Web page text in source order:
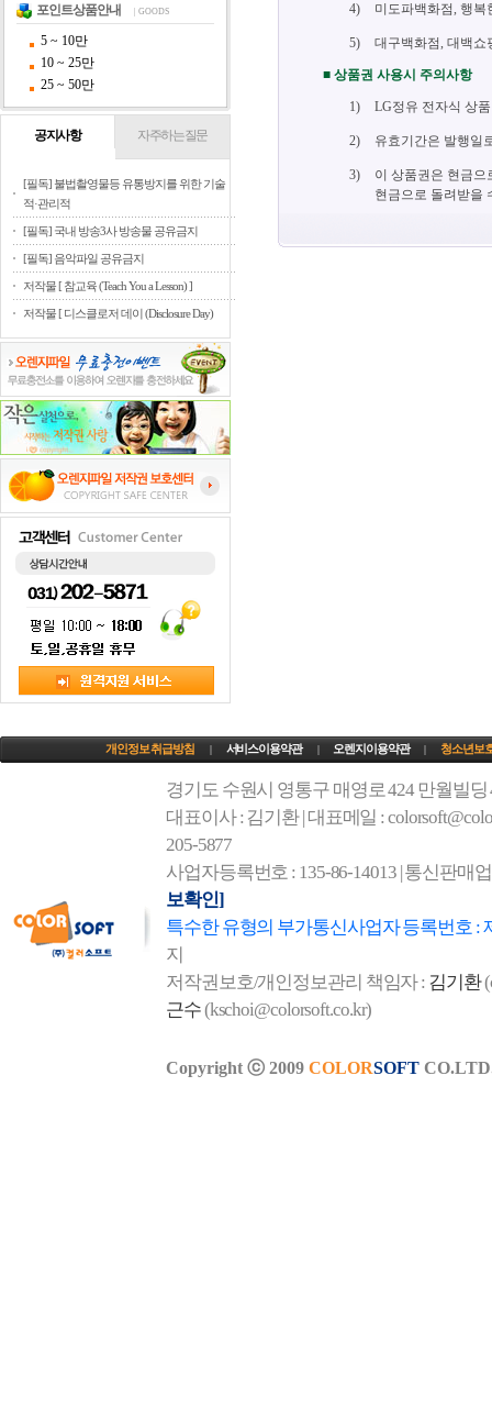
포인트상품안내 | GOODS
5 ~ 10만
10 ~ 25만
25 ~ 50만
공지사항 자주하는질문
[필독] 불법촬영물등 유통방지를 위한 기술
적·관리적
[필독] 국내 방송3사 방송물 공유금지
[필독] 음악파일 공유금지
저작물 [ 참교육 (Teach You a Lesson) ]
저작물 [ 디스클로저 데이 (Disclosure Day)
4) 미도파백화점, 행복
5) 대구백화점, 대백쇼
■ 상품권 사용시 주의사항
1) LG정유 전자식 상
2) 유효기간은 발행일
3)
이 상품권은 현금으
현금으로 돌려받을
개인정보 취급방침 | 서비스이용약관 | 오렌지이용약관 | 청소년보
경기도 수원시 영통구 매영로 424 만월빌
대표이사 : 김기환 | 대표메일 :
205-5877
사업자등록번호 : 135-86-14013 | 통신판매
보확인]
특수한 유형의 부가통신사업자 등록번호 :
지
저작권보호/개인정보관리 책임자 : 김기환
근수(kschoi@colorsoft.co.kr)
Copyright ⓒ 2009 COLORSOFT